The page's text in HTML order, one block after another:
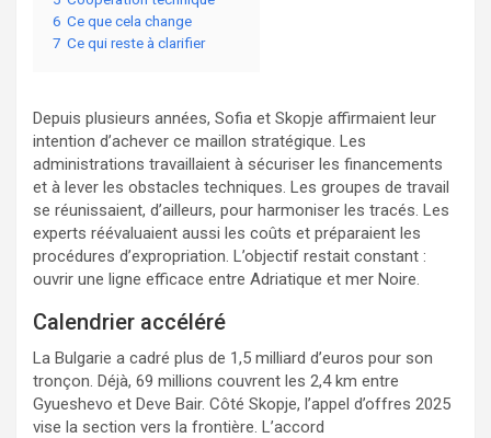
6 Ce que cela change
7 Ce qui reste à clarifier
Depuis plusieurs années, Sofia et Skopje affirmaient leur
intention d’achever ce maillon stratégique. Les
administrations travaillaient à sécuriser les financements
et à lever les obstacles techniques. Les groupes de travail
se réunissaient, d’ailleurs, pour harmoniser les tracés. Les
experts réévaluaient aussi les coûts et préparaient les
procédures d’expropriation. L’objectif restait constant :
ouvrir une ligne efficace entre Adriatique et mer Noire.
Calendrier accéléré
La Bulgarie a cadré plus de 1,5 milliard d’euros pour son
tronçon. Déjà, 69 millions couvrent les 2,4 km entre
Gyueshevo et Deve Bair. Côté Skopje, l’appel d’offres 2025
vise la section vers la frontière. L’accord